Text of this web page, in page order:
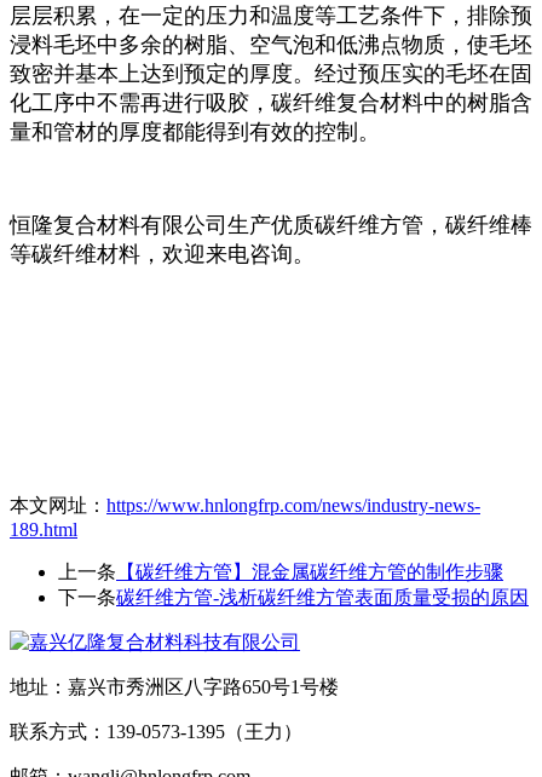
层层积累，在一定的压力和温度等工艺条件下，排除预
浸料毛坯中多余的树脂、空气泡和低沸点物质，使毛坯
致密并基本上达到预定的厚度。经过预压实的毛坯在固
化工序中不需再进行吸胶，碳纤维复合材料中的树脂含
量和管材的厚度都能得到有效的控制。
恒隆复合材料有限公司生产优质碳纤维方管，碳纤维棒
等碳纤维材料，欢迎来电咨询。
本文网址： https://www.hnlongfrp.com/news/industry-news-
189.html
上一条 【碳纤维方管】混金属碳纤维方管的制作步骤
下一条碳纤维方管-浅析碳纤维方管表面质量受损的原因
地址：嘉兴市秀洲区八字路650号1号楼
联系方式：139-0573-1395（王力）